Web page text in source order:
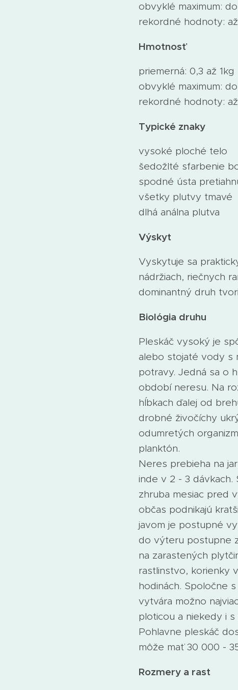
obvyklé maximum:
rekordné hodnoty:
Hmotnosť
priemerná: 0,3 až 1kg
obvyklé maximum:
rekordné hodnoty: až
Typické znaky
vysoké ploché telo
šedožlté sfarbenie
spodné ústa
všetky plutvy tmavé
dlhá análna plutva
Výskyt
Vyskytuje sa
nádržiach, riečnych
dominantný druh
Biológia druhu
Pleskáč vysoký je
alebo stojaté vody s
potravy. Jedná sa o
období neresu. Na
hĺbkach ďalej od
drobné živočíchy
odumretých
planktón.
Neres prebieha na
inde v 2 - 3 dávkach.
zhruba mesiac pred
občas podnikajú
javom je postupné
do výteru postupne
na zarastených
rastlinstvo, korienky
hodinách. Spoločne
vytvára možno
ploticou a niekedy i
Pohlavne pleskáč
môže mať 30 000 -
Rozmery a rast